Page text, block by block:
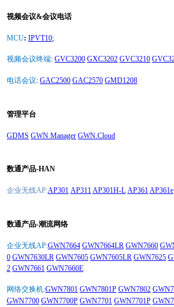
视频会议&会议电话
MCU: IPVT10;
视频会议终端: GVC3200 GXC3202 GVC3210
电话会议: GAC2500 GAC2570 GMD1208
管理平台
GDMS GWN Manager GWN.Cloud
数通产品-HAN
企业无线AP:AP301 AP311AP301H-L AP361AP361e
数通产品-潮流网络
企业无线AP:GWN7664 GWN7664LR GWN7660
0 GWN7630LR GWN7605 GWN7605LR GWN7625
2 GWN7661 GWN7660E
网络交换机:GWN7801 GWN7801P GWN7802
GWN7700 GWN7700P GWN7701 GWN7701P